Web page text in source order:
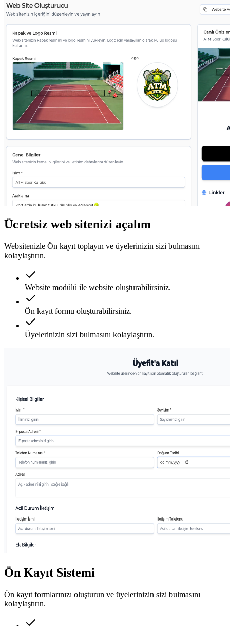
Ücretsiz web sitenizi açalım
Websitenizle Ön kayıt toplayın ve üyelerinizin sizi bulmasını
kolaylaştırın.
Website modülü ile website oluşturabilirsiniz.
Ön kayıt formu oluşturabilirsiniz.
Üyelerinizin sizi bulmasını kolaylaştırın.
Ön Kayıt Sistemi
Ön kayıt formlarınızı oluşturun ve üyelerinizin sizi bulmasını
kolaylaştırın.